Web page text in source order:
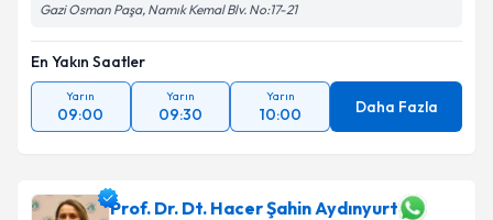
Gazi Osman Paşa, Namık Kemal Blv. No:17-21
En Yakın Saatler
Yarın
09:00
Yarın
09:30
Yarın
10:00 Daha Fazla
Prof. Dr. Dt. Hacer Şahin Aydınyurt